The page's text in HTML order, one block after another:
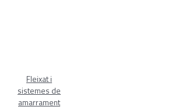
Fleixat i
sistemes de
amarrament